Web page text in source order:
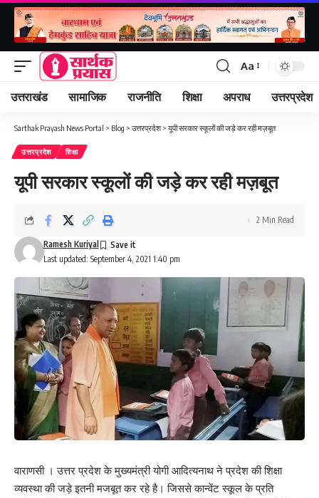
Font
Resizer
Aa
उत्तराखंड सामाजिक राजनीति शिक्षा अपराध उत्तरप्रदेश
Sarthak Prayash News Portal > Blog > उत्तरप्रदेश> यूपी सरकार स्कूलों की जड़े कर रही मज़बूत
उत्तरप्रदेश शिक्षा
यूपी सरकार स्कूलों की जड़े कर रही मज़बूत
Last updated: September 4, 2021 1:40 pm
Ramesh Kuriyal
2 Min Read
वाराणसी । उत्तर प्रदेश के मुख्यमंत्री योगी आदित्यनाथ ने प्रदेश की शिक्षा
व्यवस्था की जड़े इतनी मजबूत कर रहे है। जिससे कान्वेंट स्कूल के प्रति